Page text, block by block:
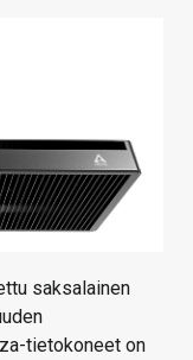
saksalainen
tietokoneet on